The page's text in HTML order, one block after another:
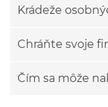
Krádeže
Chráňte svoje
Čím sa môže